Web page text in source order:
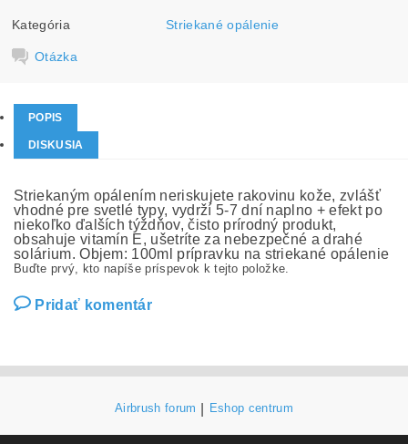
Kategória Striekané opálenie
Otázka
POPIS
DISKUSIA
Striekaným opálením neriskujete rakovinu kože, zvlášť
vhodné pre svetlé typy, vydrží 5-7 dní naplno + efekt po
niekoľko ďalších týždňov, čisto prírodný produkt,
obsahuje vitamín E, ušetríte za nebezpečné a drahé
solárium. Objem: 100ml prípravku na striekané opálenie
Buďte prvý, kto napíše príspevok k tejto položke.
Pridať komentár
Airbrush forum Eshop centrum